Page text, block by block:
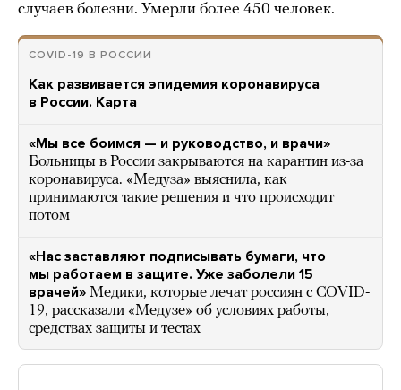
случаев болезни. Умерли более 450 человек.
COVID-19 В РОССИИ
Как развивается эпидемия коронавируса
в России. Карта
«Мы все боимся — и руководство, и врачи»
Больницы в России закрываются на карантин из-за
коронавируса. «Медуза» выяснила, как
принимаются такие решения и что происходит
потом
«Нас заставляют подписывать бумаги, что
мы работаем в защите. Уже заболели 15
врачей» Медики, которые лечат россиян с COVID-
19, рассказали «Медузе» об условиях работы,
средствах защиты и тестах